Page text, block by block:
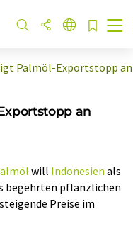
Palmöl-Exportstopp an
an
will Indonesien als
begehrten pflanzlichen
Preise im